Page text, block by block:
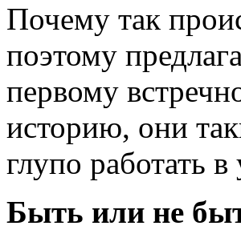
Почему так
поэтому
первому
историю, они
глупо работать
Быть или не